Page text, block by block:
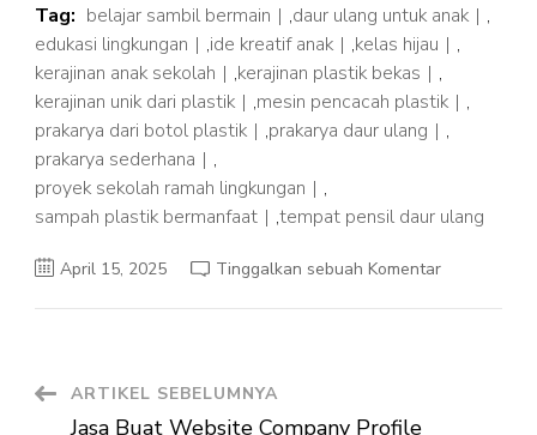
Tag: belajar sambil bermain ,daur ulang untuk anak
,
edukasi lingkungan
,ide kreatif anak ,kelas hijau
,
kerajinan anak sekolah
,kerajinan plastik bekas
,
kerajinan unik dari plastik
,mesin pencacah plastik
,
prakarya dari botol plastik
,prakarya daur ulang
,
prakarya sederhana
,
proyek sekolah ramah lingkungan
,
sampah plastik bermanfaat
,tempat pensil daur ulang
April 15, 2025 Tinggalkan sebuah Komentarpada
Navigasi
ARTIKEL SEBELUMNYA
Jasa Buat Website Company Profile